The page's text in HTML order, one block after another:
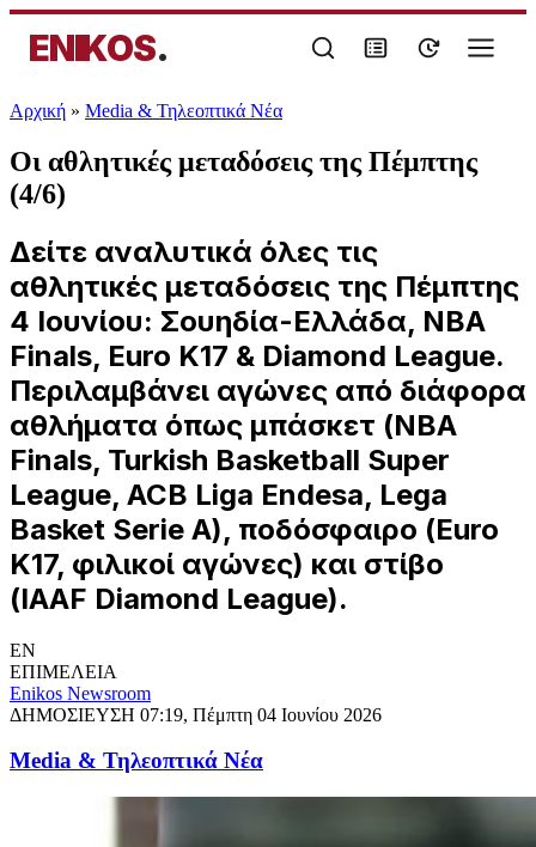
ENIKOS.
Αρχική » Media & Τηλεοπτικά Νέα
Οι αθλητικές μεταδόσεις της Πέμπτης
(4/6)
Δείτε αναλυτικά όλες τις
αθλητικές μεταδόσεις της Πέμπτης
4 Ιουνίου: Σουηδία-Ελλάδα, NBA
Finals, Euro Κ17 & Diamond League.
Περιλαμβάνει αγώνες από διάφορα
αθλήματα όπως μπάσκετ (NBA
Finals, Turkish Basketball Super
League, ACB Liga Endesa, Lega
Basket Serie A), ποδόσφαιρο (Euro
Κ17, φιλικοί αγώνες) και στίβο
(IAAF Diamond League).
EN
ΕΠΙΜΕΛΕΙΑ
Enikos Newsroom
ΔΗΜΟΣΙΕΥΣΗ 07:19, Πέμπτη 04 Ιουνίου 2026
Media & Τηλεοπτικά Νέα